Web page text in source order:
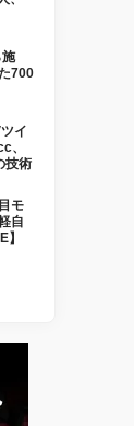
施
700
イ
、
技術
モ
自